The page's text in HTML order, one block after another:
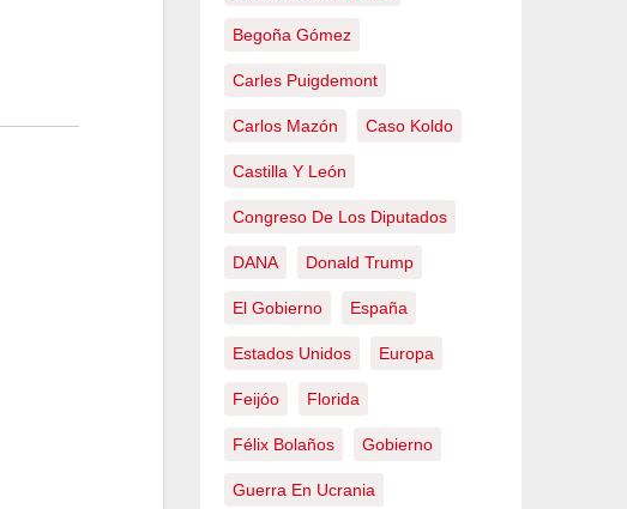
Begoña Gómez
Carles Puigdemont
Carlos Mazón Caso Koldo
Castilla Y León
Congreso De Los Diputados
DANA Donald Trump
El Gobierno España
Estados Unidos Europa
Feijóo Florida
Félix Bolaños Gobierno
Guerra En Ucrania